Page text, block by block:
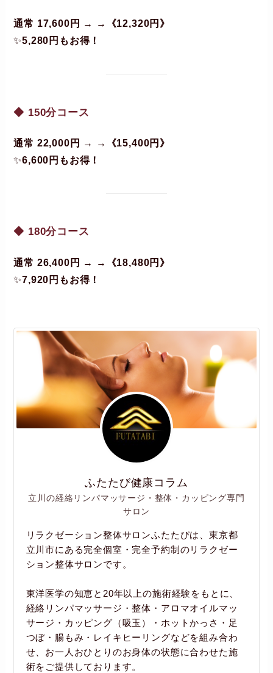
通常 17,600円 → →《12,320円》
✨5,280円もお得！
◆ 150分コース
通常 22,000円 → →《15,400円》
✨6,600円もお得！
◆ 180分コース
通常 26,400円 → →《18,480円》
✨7,920円もお得！
ふたたび健康コラム
立川の経絡リンパマッサージ・整体・カッピング専門
サロン
リラクゼーション整体サロンふたたびは、東京都
立川市にある完全個室・完全予約制のリラクゼー
ション整体サロンです。
東洋医学の知恵と20年以上の施術経験をもとに、
経絡リンパマッサージ・整体・アロマオイルマッ
サージ・カッピング（吸玉）・ホットかっさ・足
つぼ・腸もみ・レイキヒーリングなどを組み合わ
せ、お一人おひとりのお身体の状態に合わせた施
術をご提供しております。